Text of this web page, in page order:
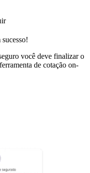
você deve finalizar o
de cotação on-